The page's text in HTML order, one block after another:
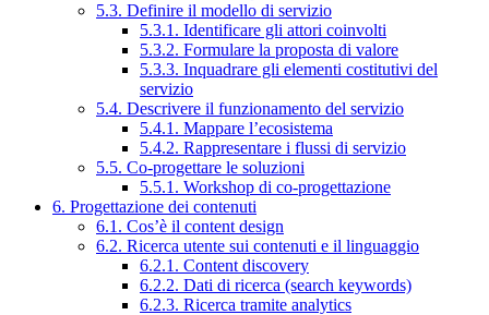
5.3. Definire il modello di servizio
5.3.1. Identificare gli attori coinvolti
5.3.2. Formulare la proposta di valore
5.3.3. Inquadrare gli elementi costitutivi del
servizio
5.4. Descrivere il funzionamento del servizio
5.4.1. Mappare l’ecosistema
5.4.2. Rappresentare i flussi di servizio
5.5. Co-progettare le soluzioni
5.5.1. Workshop di co-progettazione
6. Progettazione dei contenuti
6.1. Cos’è il content design
6.2. Ricerca utente sui contenuti e il linguaggio
6.2.1. Content discovery
6.2.2. Dati di ricerca (search keywords)
6.2.3. Ricerca tramite analytics